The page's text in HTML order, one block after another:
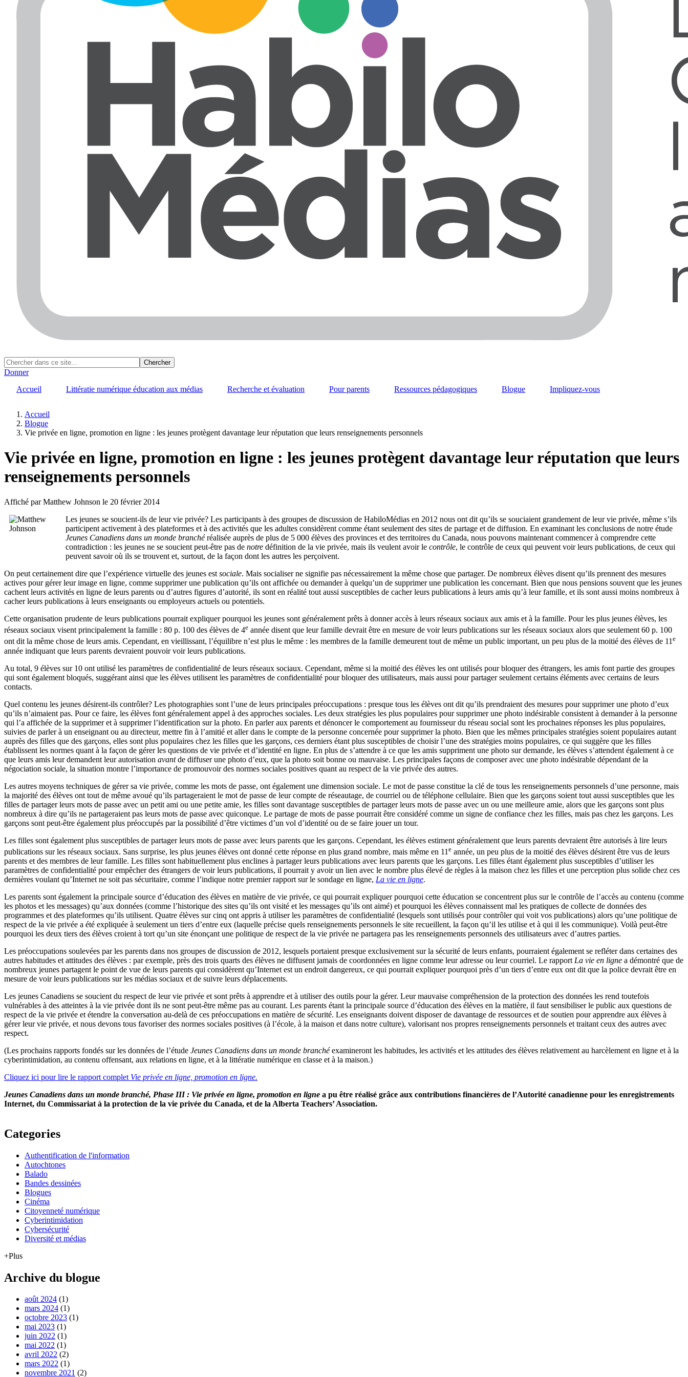
Donner
Accueil
Littératie numérique éducation aux médias Recherche et évaluation Pour parents Ressources pédagogiques Blogue Impliquez-vous
Fil
d'Ariane
Accueil
Blogue
Vie privée en ligne, promotion en ligne : les jeunes protègent davantage leur réputation que leurs renseignements personnels
Vie privée en ligne, promotion en ligne : les jeunes protègent davantage leur réputation que leurs
renseignements personnels
Affiché parMatthew Johnson le 20 février 2014
Les jeunes se soucient-ils de leur vie privée? Les participants à des groupes de discussion de HabiloMédias en 2012 nous ont dit qu’ils se souciaient grandement de leur vie privée, même s’ils
participent activement à des plateformes et à des activités que les adultes considèrent comme étant seulement des sites de partage et de diffusion. En examinant les conclusions de notre étude
Jeunes Canadiens dans un monde branchéréalisée auprès de plus de 5 000 élèves des provinces et des territoires du Canada, nous pouvons maintenant commencer à comprendre cette
contradiction : les jeunes ne se soucient peut-être pas de notre définition de la vie privée, mais ils veulent avoir le contrôle, le contrôle de ceux qui peuvent voir leurs publications, de ceux qui
peuvent savoir où ils se trouvent et, surtout, de la façon dont les autres les perçoivent.
On peut certainement dire que l’expérience virtuelle des jeunes est sociale. Mais socialiser ne signifie pas nécessairement la même chose que partager. De nombreux élèves disent qu’ils prennent des mesures
actives pour gérer leur image en ligne, comme supprimer une publication qu’ils ont affichée ou demander à quelqu’un de supprimer une publication les concernant. Bien que nous pensions souvent que les jeunes
cachent leurs activités en ligne de leurs parents ou d’autres figures d’autorité, ils sont en réalité tout aussi susceptibles de cacher leurs publications à leurs amis qu’à leur famille, et ils sont aussi moins nombreux à
cacher leurs publications à leurs enseignants ou employeurs actuels ou potentiels.
Cette organisation prudente de leurs publications pourrait expliquer pourquoi les jeunes sont généralement prêts à donner accès à leurs réseaux sociaux aux amis et à la famille. Pour les plus jeunes élèves, les
réseaux sociaux visent principalement la famille : 80 p. 100 des élèves de 4e année disent que leur famille devrait être en mesure de voir leurs publications sur les réseaux sociaux alors que seulement 60 p. 100
ont dit la même chose de leurs amis. Cependant, en vieillissant, l’équilibre n’est plus le même : les membres de la famille demeurent tout de même un public important, un peu plus de la moitié des élèves de 11e
année indiquant que leurs parents devraient pouvoir voir leurs publications.
Au total, 9 élèves sur 10 ont utilisé les paramètres de confidentialité de leurs réseaux sociaux. Cependant, même si la moitié des élèves les ont utilisés pour bloquer des étrangers, les amis font partie des groupes
qui sont également bloqués, suggérant ainsi que les élèves utilisent les paramètres de confidentialité pour bloquer des utilisateurs, mais aussi pour partager seulement certains éléments avec certains de leurs
contacts.
Quel contenu les jeunes désirent-ils contrôler? Les photographies sont l’une de leurs principales préoccupations : presque tous les élèves ont dit qu’ils prendraient des mesures pour supprimer une photo d’eux
qu’ils n’aimaient pas. Pour ce faire, les élèves font généralement appel à des approches sociales. Les deux stratégies les plus populaires pour supprimer une photo indésirable consistent à demander à la personne
qui l’a affichée de la supprimer et à supprimer l’identification sur la photo. En parler aux parents et dénoncer le comportement au fournisseur du réseau social sont les prochaines réponses les plus populaires,
suivies de parler à un enseignant ou au directeur, mettre fin à l’amitié et aller dans le compte de la personne concernée pour supprimer la photo. Bien que les mêmes principales stratégies soient populaires autant
auprès des filles que des garçons, elles sont plus populaires chez les filles que les garçons, ces derniers étant plus susceptibles de choisir l’une des stratégies moins populaires, ce qui suggère que les filles
établissent les normes quant à la façon de gérer les questions de vie privée et d’identité en ligne. En plus de s’attendre à ce que les amis suppriment une photo sur demande, les élèves s’attendent également à ce
que leurs amis leur demandent leur autorisation avantde diffuser une photo d’eux, que la photo soit bonne ou mauvaise. Les principales façons de composer avec une photo indésirable dépendant de la
négociation sociale, la situation montre l’importance de promouvoir des normes sociales positives quant au respect de la vie privée des autres.
Les autres moyens techniques de gérer sa vie privée, comme les mots de passe, ont également une dimension sociale. Le mot de passe constitue la clé de tous les renseignements personnels d’une personne, mais
la majorité des élèves ont tout de même avoué qu’ils partageraient le mot de passe de leur compte de réseautage, de courriel ou de téléphone cellulaire. Bien que les garçons soient tout aussi susceptibles que les
filles de partager leurs mots de passe avec un petit ami ou une petite amie, les filles sont davantage susceptibles de partager leurs mots de passe avec un ou une meilleure amie, alors que les garçons sont plus
nombreux à dire qu’ils ne partageraient pas leurs mots de passe avec quiconque. Le partage de mots de passe pourrait être considéré comme un signe de confiance chez les filles, mais pas chez les garçons. Les
garçons sont peut-être également plus préoccupés par la possibilité d’être victimes d’un vol d’identité ou de se faire jouer un tour.
Les filles sont également plus susceptibles de partager leurs mots de passe avec leurs parents que les garçons. Cependant, les élèves estiment généralement que leurs parents devraient être autorisés à lire leurs
publications sur les réseaux sociaux. Sans surprise, les plus jeunes élèves ont donné cette réponse en plus grand nombre, mais même en 11 e année, un peu plus de la moitié des élèves désirent être vus de leurs
parents et des membres de leur famille. Les filles sont habituellement plus enclines à partager leurs publications avec leurs parents que les garçons. Les filles étant également plus susceptibles d’utiliser les
paramètres de confidentialité pour empêcher des étrangers de voir leurs publications, il pourrait y avoir un lien avec le nombre plus élevé de règles à la maison chez les filles et une perception plus solide chez ces
dernières voulant qu’Internet ne soit pas sécuritaire, comme l’indique notre premier rapport sur le sondage en ligne, La vie en ligne.
Les parents sont également la principale source d’éducation des élèves en matière de vie privée, ce qui pourrait expliquer pourquoi cette éducation se concentrent plus sur le contrôle de l’accès au contenu (comme
les photos et les messages) qu’aux données (comme l’historique des sites qu’ils ont visité et les messages qu’ils ont aimé) et pourquoi les élèves connaissent mal les pratiques de collecte de données des
programmes et des plateformes qu’ils utilisent. Quatre élèves sur cinq ont appris à utiliser les paramètres de confidentialité (lesquels sont utilisés pour contrôler qui voit vos publications) alors qu’une politique de
respect de la vie privée a été expliquée à seulement un tiers d’entre eux (laquelle précise quels renseignements personnels le site recueillent, la façon qu’il les utilise et à qui il les communique). Voilà peut-être
pourquoi les deux tiers des élèves croient à tort qu’un site énonçant une politique de respect de la vie privée ne partagera pas les renseignements personnels des utilisateurs avec d’autres parties.
Les préoccupations soulevées par les parents dans nos groupes de discussion de 2012, lesquels portaient presque exclusivement sur la sécurité de leurs enfants, pourraient également se refléter dans certaines des
autres habitudes et attitudes des élèves : par exemple, près des trois quarts des élèves ne diffusent jamais de coordonnées en ligne comme leur adresse ou leur courriel. Le rapport La vie en ligne a démontré que de
nombreux jeunes partagent le point de vue de leurs parents qui considèrent qu’Internet est un endroit dangereux, ce qui pourrait expliquer pourquoi près d’un tiers d’entre eux ont dit que la police devrait être en
mesure de voir leurs publications sur les médias sociaux et de suivre leurs déplacements.
Les jeunes Canadiens se soucient du respect de leur vie privée et sont prêts à apprendre et à utiliser des outils pour la gérer. Leur mauvaise compréhension de la protection des données les rend toutefois
vulnérables à des atteintes à la vie privée dont ils ne sont peut-être même pas au courant. Les parents étant la principale source d’éducation des élèves en la matière, il faut sensibiliser le public aux questions de
respect de la vie privée et étendre la conversation au‑delà de ces préoccupations en matière de sécurité. Les enseignants doivent disposer de davantage de ressources et de soutien pour apprendre aux élèves à
gérer leur vie privée, et nous devons tous favoriser des normes sociales positives (à l’école, à la maison et dans notre culture), valorisant nos propres renseignements personnels et traitant ceux des autres avec
respect.
(Les prochains rapports fondés sur les données de l’étude Jeunes Canadiens dans un monde branchéexamineront les habitudes, les activités et les attitudes des élèves relativement au harcèlement en ligne et à la
cyberintimidation, au contenu offensant, aux relations en ligne, et à la littératie numérique en classe et à la maison.)
Cliquez ici pour lire le rapport complet Vie privée en ligne, promotion en ligne.
Jeunes Canadiens dans un monde branché, Phase III : Vie privée en ligne, promotion en ligne a pu être réalisé grâce aux contributions financières de l’Autorité canadienne pour les enregistrements
Internet, du Commissariat à la protection de la vie privée du Canada, et de la Alberta Teachers’ Association.
Categories
Authentification de l'information
Autochtones
Balado
Bandes dessinées
Blogues
Cinéma
Citoyenneté numérique
Cyberintimidation
Cybersécurité
Diversité et médias
+Plus
Archive du blogue
août 2024 (1)
mars 2024 (1)
octobre 2023 (1)
mai 2023 (1)
juin 2022 (1)
mai 2022 (1)
avril 2022 (2)
mars 2022 (1)
novembre 2021 (2)